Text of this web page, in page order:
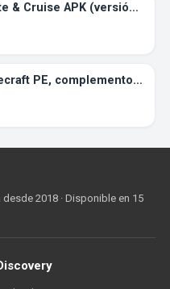
LEGO Juniors Create & Cruise APK (versión final)
Jenny Mod for Minecraft PE, complemento acompañante
2018 · Disponible en 15